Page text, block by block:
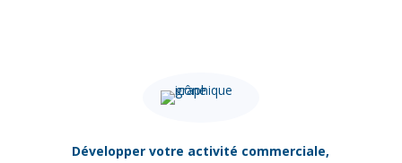
Développer votre activité commerciale,